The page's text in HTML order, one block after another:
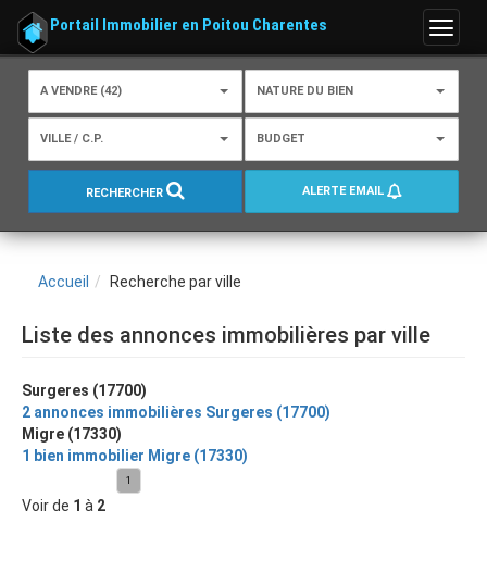
Menu
Portail Immobilier en Poitou Charentes
A VENDRE (42) NATURE DU BIEN
VILLE / C.P. BUDGET
RECHERCHER ALERTE EMAIL
Accueil Recherche par ville
Liste des annonces immobilières par ville
Surgeres (17700)
2 annonces immobilières Surgeres (17700)
Migre (17330)
1 bien immobilier Migre (17330)
Voir de 1 à 2
1